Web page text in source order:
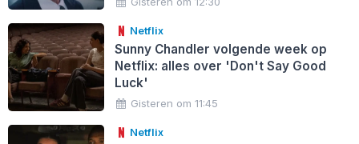
Netflix
Sunny Chandler volgende week op
Netflix: alles over 'Don't Say Good
Luck'
Gisteren om 11:45
Netflix